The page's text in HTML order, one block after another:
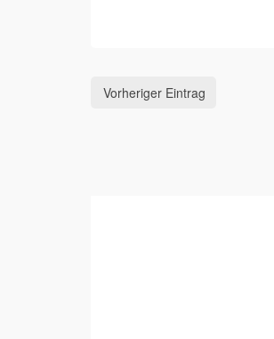
Vorheriger Eintrag